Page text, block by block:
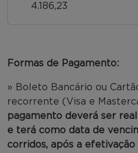
4.186,23
Formas de Pagamento:
» Boleto Bancário ou
recorrente (Visa e
pagamento deverá ser
e terá como data de
corridos, após a